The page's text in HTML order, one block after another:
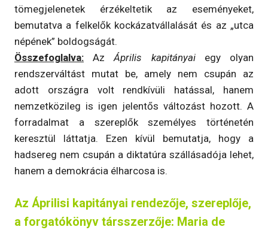
tömegjelenetek érzékeltetik az eseményeket,
bemutatva a felkelők kockázatvállalását és az „utca
népének” boldogságát.
Összefoglalva: AzÁprilis kapitányaiegy olyan
rendszerváltást mutat be, amely nem csupán az
adott országra volt rendkívüli hatással, hanem
nemzetközileg is igen jelentős változást hozott. A
forradalmat a szereplők személyes történetén
keresztül láttatja. Ezen kívül bemutatja, hogy a
hadsereg nem csupán a diktatúra szállásadója lehet,
hanem a demokrácia élharcosa is.
Az Áprilisi kapitányai rendezője, szereplője,
a forgatókönyv társszerzője: Maria de